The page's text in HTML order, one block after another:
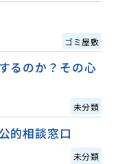
ゴミ屋敷
るのか？その心
未分類
的相談窓口
未分類